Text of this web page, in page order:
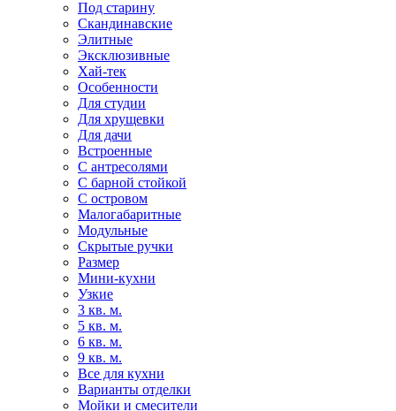
Под старину
Скандинавские
Элитные
Эксклюзивные
Хай-тек
Особенности
Для студии
Для хрущевки
Для дачи
Встроенные
С антресолями
С барной стойкой
С островом
Малогабаритные
Модульные
Скрытые ручки
Размер
Мини-кухни
Узкие
3 кв. м.
5 кв. м.
6 кв. м.
9 кв. м.
Все для кухни
Варианты отделки
Мойки и смесители